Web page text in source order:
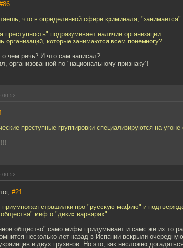
#86
что в определенной сфере криминала, "занимается"
преступность" подразумевает наличие организации.
организаций, которые занимаются всем понемногу?
чем речь? И что сам написал?
организованной по "национальному признаку"!
00:52
преступные группировки специализируются на угоне
00:52
#21
страшилки про "русскую мафию" и
общества" миф о "диких варварах".
общество" само мифы придумывает и само же их то
несколько лет назад в Испании вскрыли
и двух грузинов. Но это, как несложно